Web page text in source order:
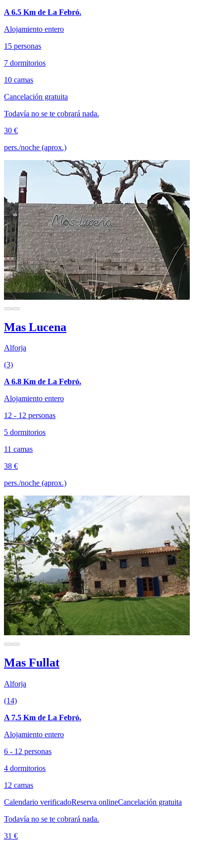
A 6.5 Km de La Febró.
Alojamiento entero
15 personas
7 dormitorios
10 camas
Cancelación gratuita
Todavía no se te cobrará nada.
30 €
pers./noche (aprox.)
Mas Lucena
Alforja
(3)
A 6.8 Km de La Febró.
Alojamiento entero
12 - 12 personas
5 dormitorios
11 camas
38 €
pers./noche (aprox.)
Mas Fullat
Alforja
(14)
A 7.5 Km de La Febró.
Alojamiento entero
6 - 12 personas
4 dormitorios
12 camas
Calendario verificadoReserva onlineCancelación gratuita
Todavía no se te cobrará nada.
31 €